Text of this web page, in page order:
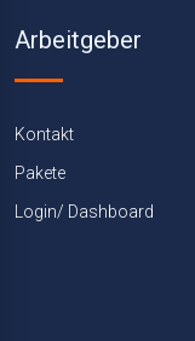
Arbeitgeber
Kontakt
Pakete
Login/ Dashboard